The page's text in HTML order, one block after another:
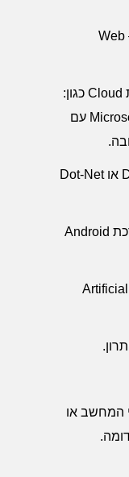
Web
Cloud כגון:
עם
אוDot-Net
Android
Artificial
המחשב או